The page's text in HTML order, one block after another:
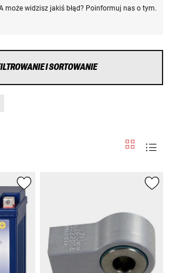
może widzisz jakiś błąd? Poinformuj nas o tym.
I SORTOWANIE